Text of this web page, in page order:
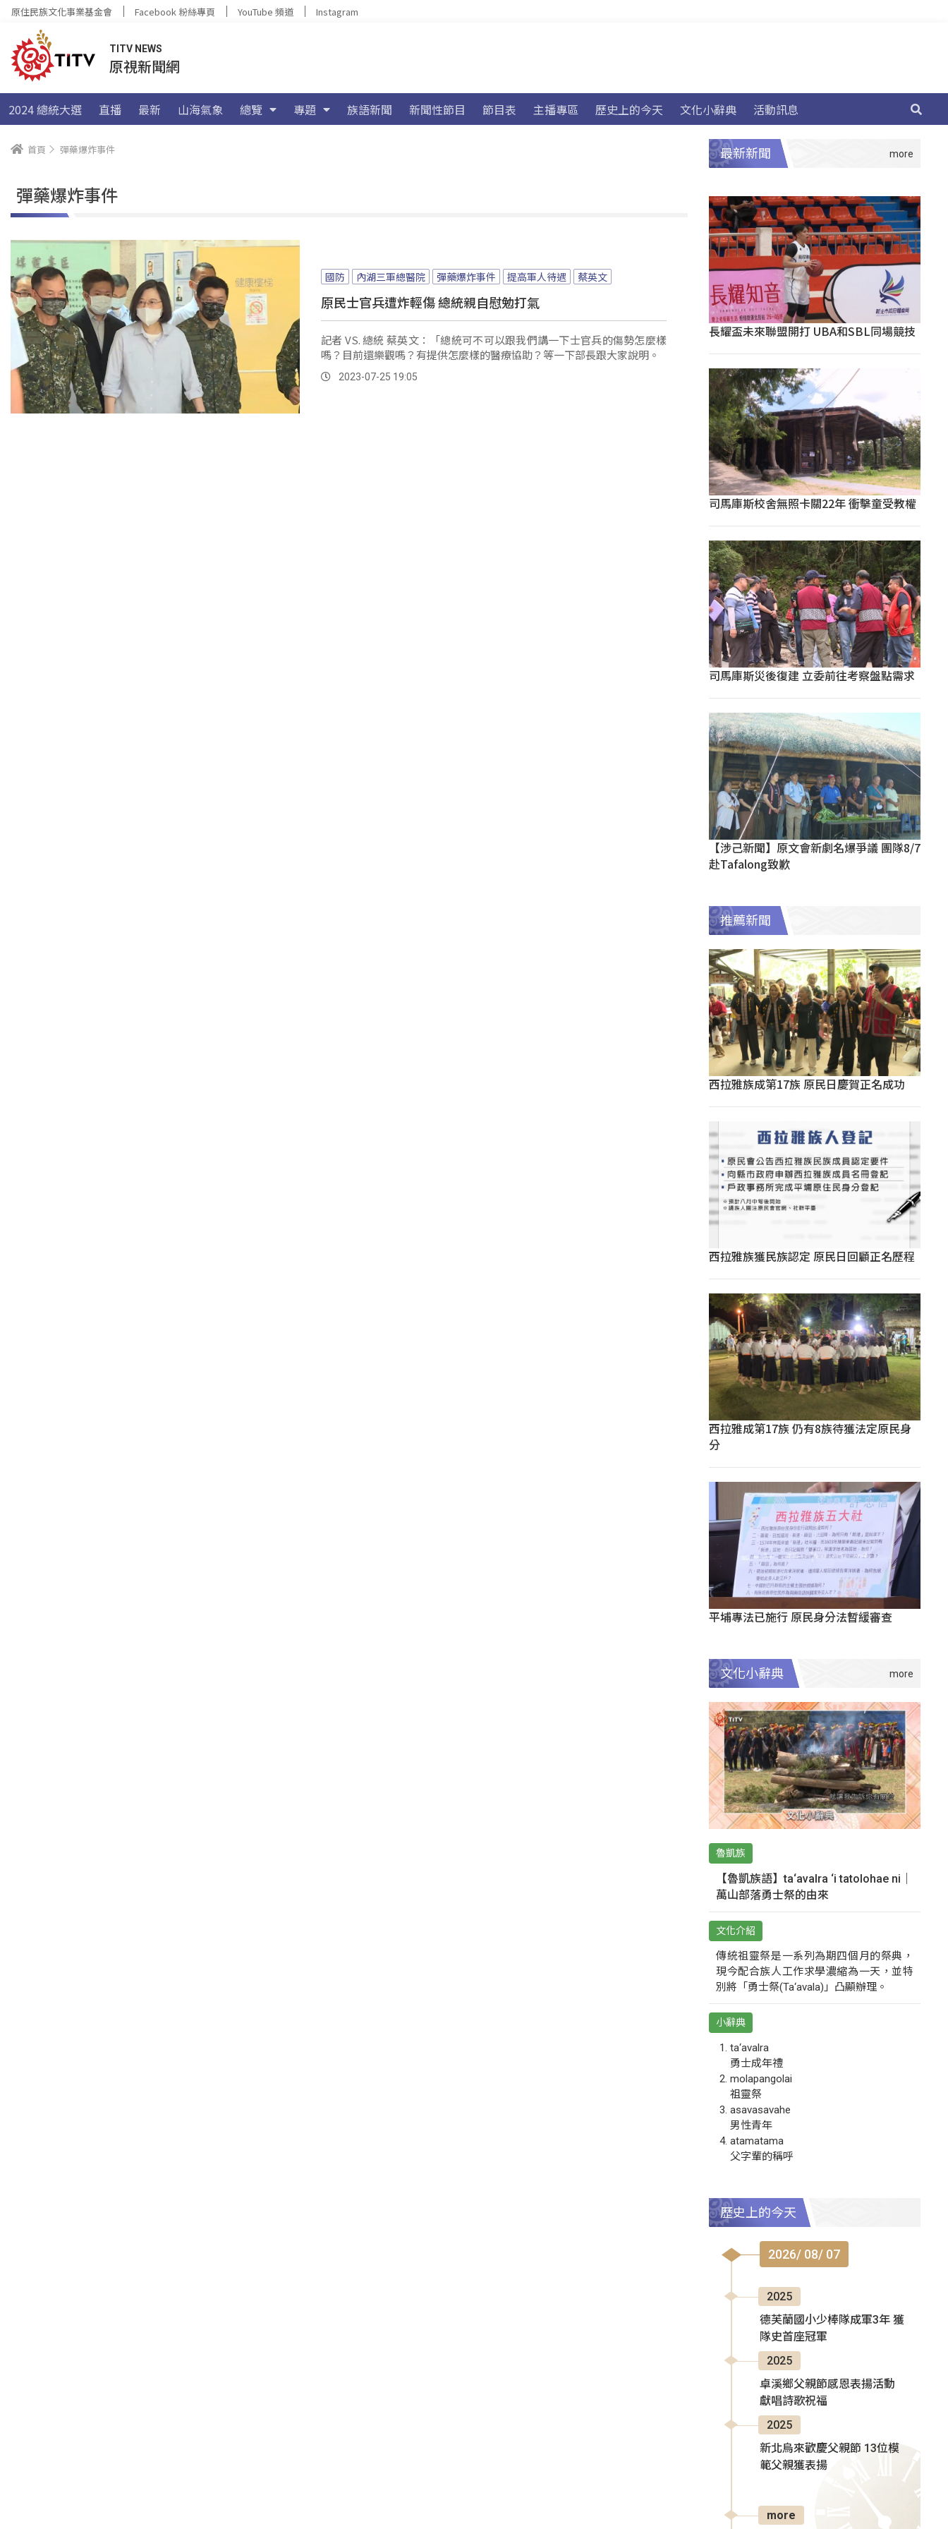
原住民族文化事業基金會 Facebook 粉絲專頁 YouTube 頻道 Instagram
TITV NEWS
原視新聞網
2024 總統大選 直播 最新 山海氣象 總覽 專題 族語新聞 新聞性節目 節目表 主播專區 歷史上的今天 文化小辭典 活動訊息
首頁 彈藥爆炸事件
彈藥爆炸事件
國防 內湖三軍總醫院 彈藥爆炸事件 提高軍人待遇 蔡英文
原民士官兵遭炸輕傷 總統親自慰勉打氣
記者 VS. 總統 蔡英文：「總統可不可以跟我們講一下士官兵的傷勢怎麼樣
嗎？目前還樂觀嗎？有提供怎麼樣的醫療協助？等一下部長跟大家說明。
2023-07-25 19:05
最新新聞
長耀盃未來聯盟開打 UBA和SBL同場競技
司馬庫斯校舍無照卡關22年 衝擊童受教權
司馬庫斯災後復建 立委前往考察盤點需求
【涉己新聞】原文會新劇名爆爭議 團隊8/7
赴Tafalong致歉
推薦新聞
西拉雅族成第17族 原民日慶賀正名成功
西拉雅族獲民族認定 原民日回顧正名歷程
西拉雅成第17族 仍有8族待獲法定原民身
分
平埔專法已施行 原民身分法暫緩審查
文化小辭典
魯凱族
【魯凱族語】ta‘avalra ‘i tatolohae ni｜
萬山部落勇士祭的由來
文化介紹
傳統祖靈祭是一系列為期四個月的祭典，
現今配合族人工作求學濃縮為一天，並特
別將「勇士祭(Ta‘avala)」凸顯辦理。
小辭典
ta‘avalra
勇士成年禮
molapangolai
祖靈祭
asavasavahe
男性青年
atamatama
父字輩的稱呼
歷史上的今天
2026/ 08/ 07
2025
德芙蘭國小少棒隊成軍3年 獲
隊史首座冠軍
2025
卓溪鄉父親節感恩表揚活動
獻唱詩歌祝福
2025
新北烏來歡慶父親節 13位模
範父親獲表揚
more